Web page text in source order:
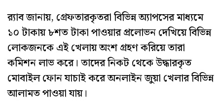
র‌্যাব জানায়, গ্রেফতারকৃতরা বিভিন্ন অ্যাপসের মাধ্যমে
১০ টাকায় ৮শত টাকা পাওয়ার প্রলোভন দেখিয়ে বিভিন্ন
লোকজনকে এই খেলায় অংশ গ্রহণ করিয়ে তারা
কমিশন লাভ করে। তাদের নিকট থেকে উদ্ধারকৃত
মোবাইল ফোন যাচাই করে অনলাইন জুয়া খেলার বিভিন্ন
আলামত পাওয়া যায়।